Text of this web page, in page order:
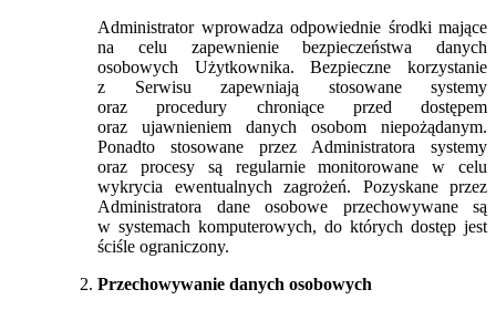
Administrator wprowadza odpowiednie środki mające
na celu zapewnienie bezpieczeństwa danych
osobowych Użytkownika. Bezpieczne korzystanie
z Serwisu zapewniają stosowane systemy
oraz procedury chroniące przed dostępem
oraz ujawnieniem danych osobom niepożądanym.
Ponadto stosowane przez Administratora systemy
oraz procesy są regularnie monitorowane w celu
wykrycia ewentualnych zagrożeń. Pozyskane przez
Administratora dane osobowe przechowywane są
w systemach komputerowych, do których dostęp jest
ściśle ograniczony.
Przechowywanie danych osobowych